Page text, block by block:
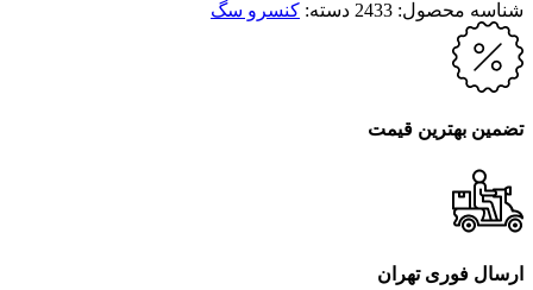
شناسه محصول: 2433 دسته: کنسرو سگ
تضمین بهترین قیمت
ارسال فوری تهران